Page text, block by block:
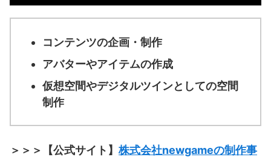
コンテンツの企画・制作
アバターやアイテムの作成
仮想空間やデジタルツインとしての空間
制作
＞＞＞【公式サイト】株式会社newgameの制作事